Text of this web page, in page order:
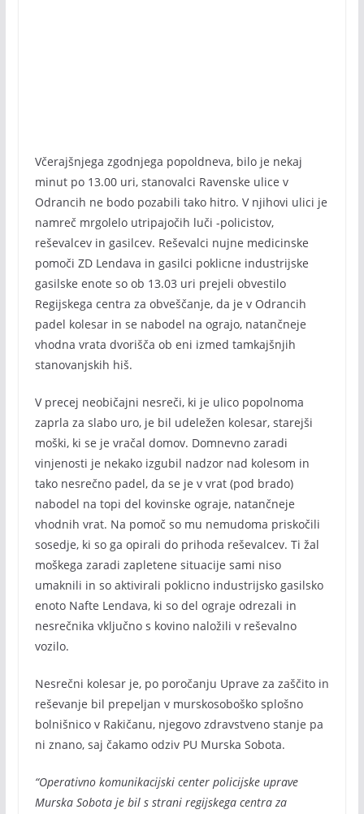
Včerajšnjega zgodnjega popoldneva, bilo je nekaj
minut po 13.00 uri, stanovalci Ravenske ulice v
Odrancih ne bodo pozabili tako hitro. V njihovi ulici je
namreč mrgolelo utripajočih luči -policistov,
reševalcev in gasilcev. Reševalci nujne medicinske
pomoči ZD Lendava in gasilci poklicne industrijske
gasilske enote so ob 13.03 uri prejeli obvestilo
Regijskega centra za obveščanje, da je v Odrancih
padel kolesar in se nabodel na ograjo, natančneje
vhodna vrata dvorišča ob eni izmed tamkajšnjih
stanovanjskih hiš.
V precej neobičajni nesreči, ki je ulico popolnoma
zaprla za slabo uro, je bil udeležen kolesar, starejši
moški, ki se je vračal domov. Domnevno zaradi
vinjenosti je nekako izgubil nadzor nad kolesom in
tako nesrečno padel, da se je v vrat (pod brado)
nabodel na topi del kovinske ograje, natančneje
vhodnih vrat. Na pomoč so mu nemudoma priskočili
sosedje, ki so ga opirali do prihoda reševalcev. Ti žal
moškega zaradi zapletene situacije sami niso
umaknili in so aktivirali poklicno industrijsko gasilsko
enoto Nafte Lendava, ki so del ograje odrezali in
nesrečnika vključno s kovino naložili v reševalno
vozilo.
Nesrečni kolesar je, po poročanju Uprave za zaščito in
reševanje bil prepeljan v murskosoboško splošno
bolnišnico v Rakičanu, njegovo zdravstveno stanje pa
ni znano, saj čakamo odziv PU Murska Sobota.
“Operativno komunikacijski center policijske uprave
Murska Sobota je bil s strani regijskega centra za